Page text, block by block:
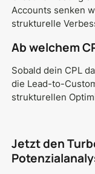
Accounts senken
strukturelle
Ab welchem
Sobald dein CPL
die Lead-to-
strukturellen
Jetzt den